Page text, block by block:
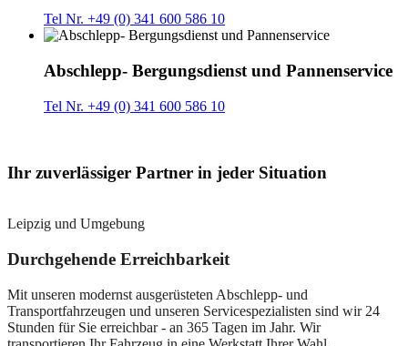
Tel Nr. +49 (0) 341 600 586 10
Abschlepp- Bergungsdienst und Pannenservice
Tel Nr. +49 (0) 341 600 586 10
Ihr zuverlässiger Partner in jeder Situation
Leipzig und Umgebung
Durchgehende Erreichbarkeit
Mit unseren modernst ausgerüsteten Abschlepp- und
Transportfahrzeugen und unseren Servicespezialisten sind wir 24
Stunden für Sie erreichbar - an 365 Tagen im Jahr. Wir